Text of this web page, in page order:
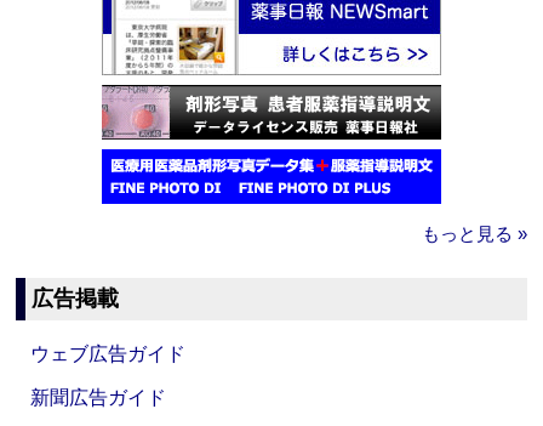
もっと見る »
広告掲載
ウェブ広告ガイド
新聞広告ガイド